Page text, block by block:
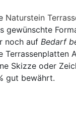
Naturstein
noch auf Bedarf
Skizze oder
gut bewährt.